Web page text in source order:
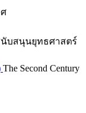
บสนุนยุทธศาสตร์
The Second Century